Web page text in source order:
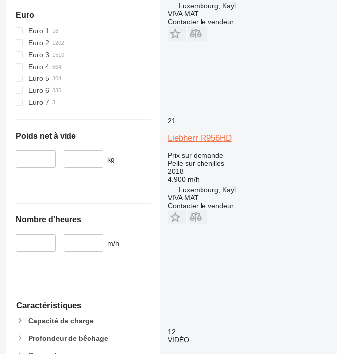
Euro
Euro 1
Euro 2
Euro 3
Euro 4
Euro 5
Euro 6
Euro 7
Poids net à vide
– kg
Nombre d'heures
– m/h
Caractéristiques
Capacité de charge
Profondeur de bêchage
Luxembourg, Kayl
VIVA MAT
Contacter le vendeur
21
Liebherr R956HD
Prix sur demande
Pelle sur chenilles
2018
4.900 m/h
Luxembourg, Kayl
VIVA MAT
Contacter le vendeur
12
VIDÉO